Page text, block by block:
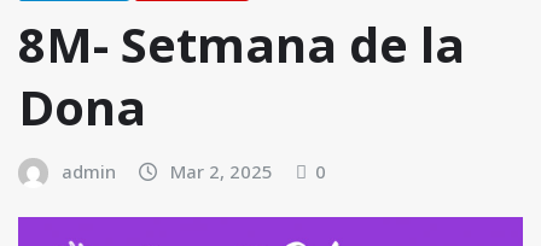
8M- Setmana de la
Dona
admin Mar 2, 2025 0